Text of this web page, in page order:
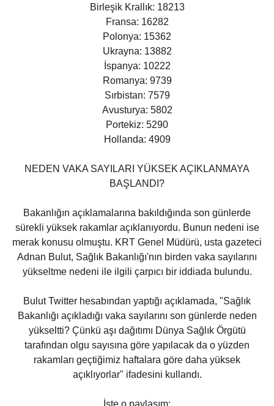
Birleşik Krallık: 18213
Fransa: 16282
Polonya: 15362
Ukrayna: 13882
İspanya: 10222
Romanya: 9739
Sırbistan: 7579
Avusturya: 5802
Portekiz: 5290
Hollanda: 4909
NEDEN VAKA SAYILARI YÜKSEK AÇIKLANMAYA
BAŞLANDI?
Bakanlığın açıklamalarına bakıldığında son günlerde
sürekli yüksek rakamlar açıklanıyordu. Bunun nedeni ise
merak konusu olmuştu. KRT Genel Müdürü, usta gazeteci
Adnan Bulut, Sağlık Bakanlığı'nın birden vaka sayılarını
yükseltme nedeni ile ilgili çarpıcı bir iddiada bulundu.
Bulut Twitter hesabından yaptığı açıklamada, "Sağlık
Bakanlığı açıkladığı vaka sayılarını son günlerde neden
yükseltti? Çünkü aşı dağıtımı Dünya Sağlık Örgütü
tarafından olgu sayısına göre yapılacak da o yüzden
rakamları geçtiğimiz haftalara göre daha yüksek
açıklıyorlar" ifadesini kullandı.